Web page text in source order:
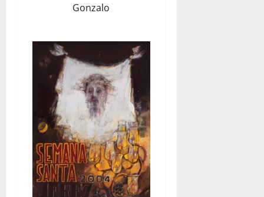
Gonzalo